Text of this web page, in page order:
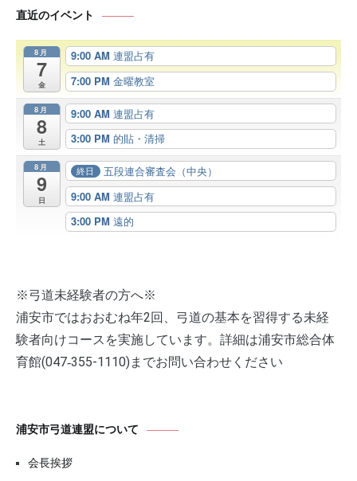
直近のイベント
8月
7
金
9:00 AM 連盟占有
7:00 PM 金曜教室
8月
8
土
9:00 AM 連盟占有
3:00 PM 的貼・清掃
8月
9
日
終日
五段連合審査会（中央）
9:00 AM 連盟占有
3:00 PM 遠的
※弓道未経験者の方へ※
浦安市ではおおむね年2回、弓道の基本を習得する未経
験者向けコースを実施しています。詳細は浦安市総合体
育館(047‐355-1110)までお問い合わせください
浦安市弓道連盟について
会長挨拶